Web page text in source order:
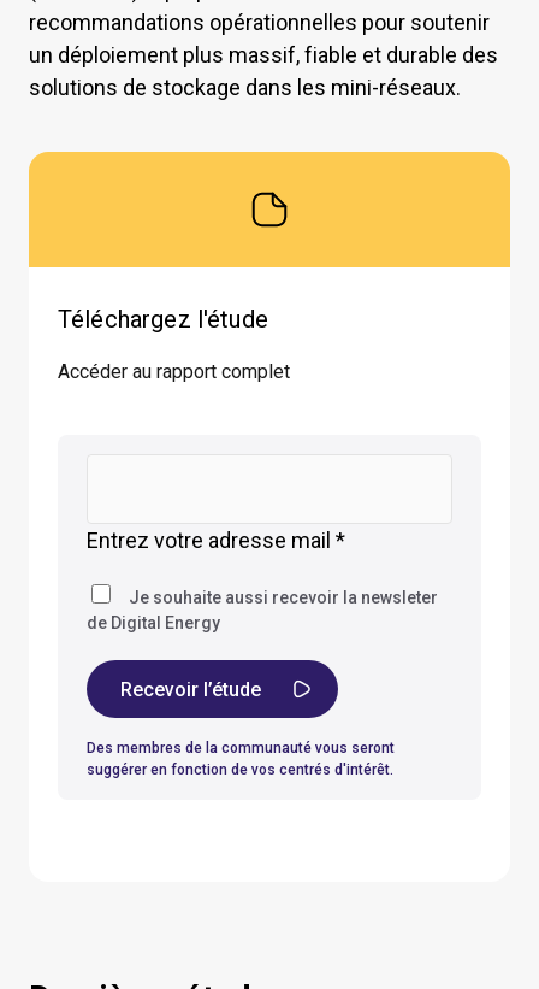
recommandations opérationnelles pour soutenir
un déploiement plus massif, fiable et durable des
solutions de stockage dans les mini-réseaux.
Téléchargez l'étude
Accéder au rapport complet
Entrez votre adresse mail *
Je souhaite aussi recevoir la newsleter
de Digital Energy
Des membres de la communauté vous seront
suggérer en fonction de vos centrés d'intérêt.